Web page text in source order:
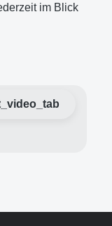
im Blick